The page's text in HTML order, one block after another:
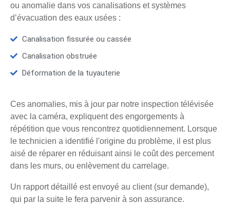
ou anomalie dans vos canalisations et systèmes
d’évacuation des eaux usées :
Canalisation fissurée ou cassée
Canalisation obstruée
Déformation de la tuyauterie
Ces anomalies, mis à jour par notre inspection télévisée
avec la caméra, expliquent des engorgements à
répétition que vous rencontrez quotidiennement. Lorsque
le technicien a identifié l'origine du problème, il est plus
aisé de réparer en réduisant ainsi le coût des percement
dans les murs, ou enlèvement du carrelage.
Un rapport détaillé est envoyé au client (sur demande),
qui par la suite le fera parvenir à son assurance.